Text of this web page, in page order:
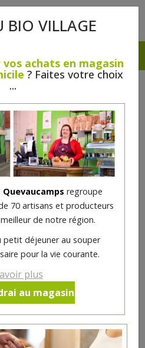
BIO VILLAGE
achats en magasin
? Faites votre choix
...
regroupe
70 artisans et producteurs
de notre région.
déjeuner au souper
pour la vie courante.
plus
au magasin
125g
6.5€/pc
pour le moment.